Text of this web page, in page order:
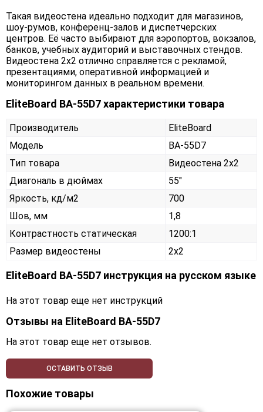
Такая видеостена идеально подходит для магазинов,
шоу-румов, конференц-залов и диспетчерских
центров. Её часто выбирают для аэропортов, вокзалов,
банков, учебных аудиторий и выставочных стендов.
Видеостена 2х2 отлично справляется с рекламой,
презентациями, оперативной информацией и
мониторингом данных в реальном времени.
EliteBoard BA-55D7 характеристики товара
Производитель
EliteBoard
Модель
BA-55D7
Тип товара
Видеостена 2х2
Диагональ в дюймах
55"
Яркость, кд/м2
700
Шов, мм
1,8
Контрастность статическая
1200:1
Размер видеостены
2x2
EliteBoard BA-55D7 инструкция на русском языке
На этот товар еще нет инструкций
Отзывы на EliteBoard BA-55D7
На этот товар еще нет отзывов.
ОСТАВИТЬ ОТЗЫВ
Похожие товары